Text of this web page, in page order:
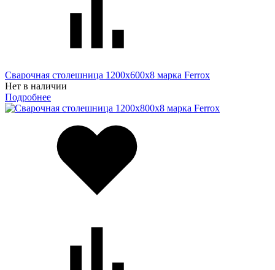
Сварочная столешница 1200х600х8 марка Ferrox
Нет в наличии
Подробнее